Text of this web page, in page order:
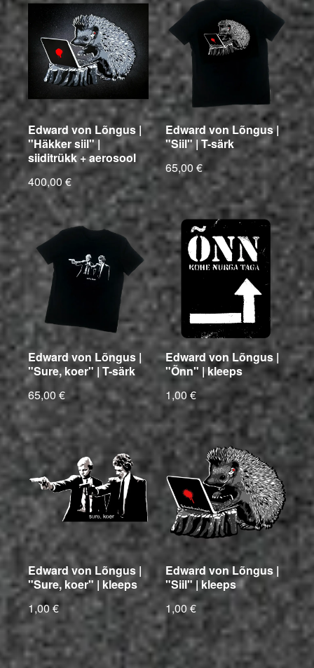
Edward von Lõngus |
"Häkker siil" |
siiditrükk + aerosool
400,00 €
Edward von Lõngus |
"Siil" | T-särk
65,00 €
Edward von Lõngus |
"Sure, koer" | T-särk
65,00 €
Edward von Lõngus |
"Õnn" | kleeps
1,00 €
Edward von Lõngus |
"Sure, koer" | kleeps
1,00 €
Edward von Lõngus |
"Siil" | kleeps
1,00 €